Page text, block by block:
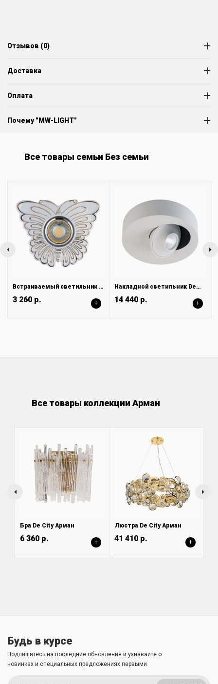
Отзывов (0)
Доставка
Оплата
Почему "MW-LIGHT"
Все товары семьи Без семьи
Встраиваемый светильник DeMarkt Круз 637015401
3 260 р. +
Накладной светильник DeMarkt Круз 637016501
14 440 р. +
Все товары коллекции Арман
Бра De City Арман
6 360 р. +
Люстра De City Арман
41 410 р. +
Будь в курсе
Подпишитесь на последние обновления и узнавайте о
новинках и специальных предложениях первыми